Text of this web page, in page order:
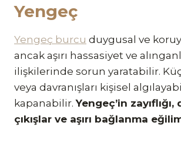
Yengeç
Yengeç burcu duygusal ve
ancak aşırı hassasiyet ve
ilişkilerinde sorun yaratabilir.
veya davranışları kişisel
kapanabilir.Yengeç’in
çıkışlar ve aşırı bağlanma